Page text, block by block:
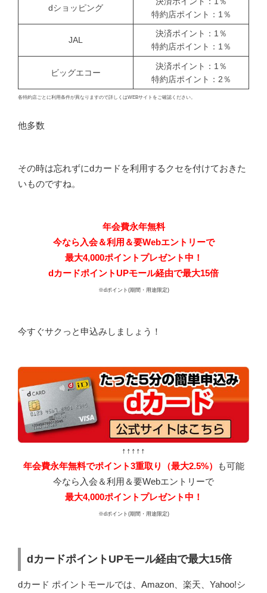
dショッピング
特約店ポイント：1％
JAL
決済ポイント：1％
特約店ポイント：1％
ビッグエコー
決済ポイント：1％
特約店ポイント：2％
各特約店ごとに利用条件が異なりますので詳しくはWEBサイトをご確認ください。
他多数
その時は忘れずにdカードを利用するクセを付けておきた
いものですね。
年会費永年無料
今なら入会＆利用＆要Webエントリーで
最大4,000ポイントプレゼント中！
dカードポイントUPモール経由で最大15倍
※dポイント(期間・用途限定)
今すぐサクっと申込みしましょう！
↑↑↑↑↑
年会費永年無料でポイント3重取り（最大2.5%）
も可能
今なら入会＆利用＆要Webエントリーで
最大4,000ポイントプレゼント中！
※dポイント(期間・用途限定)
dカードポイントUPモール経由で最大15倍
dカード ポイントモールでは、Amazon、楽天、Yahoo!シ